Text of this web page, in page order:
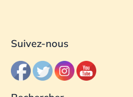
Suivez-nous